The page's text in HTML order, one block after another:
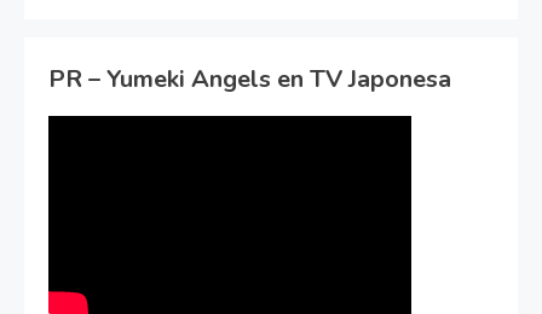
PR – Yumeki Angels en TV Japonesa